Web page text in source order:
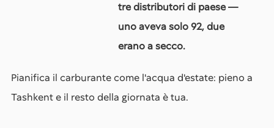
tre distributori di paese —
uno aveva solo 92, due
erano a secco.
Pianifica il carburante come l'acqua d'estate: pieno a
Tashkent e il resto della giornata è tua.